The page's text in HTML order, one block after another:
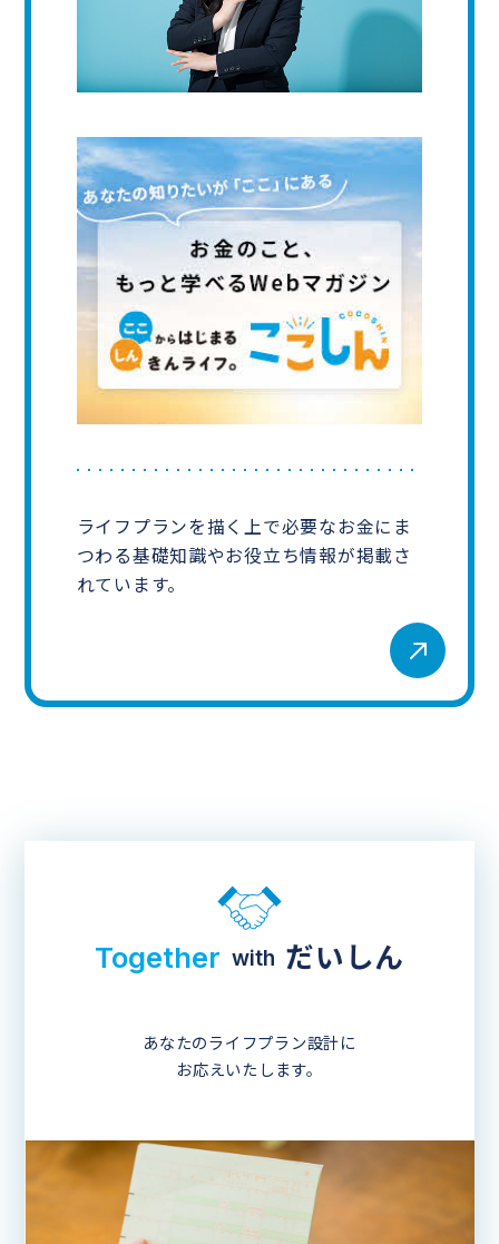
ライフプランを描く上で必要なお金にま
つわる基礎知識やお役立ち情報が掲載さ
れています。
Together with だいしん
あなたのライフプラン設計に
お応えいたします。